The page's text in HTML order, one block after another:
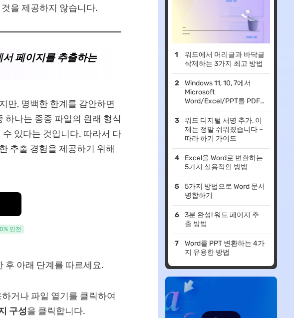
을 제공하지 않습니다.
페이지를 추출하는
만, 명백한 한계를 감안하면
하나는 종종 파일의 원래 형식
있다는 것입니다. 따라서 다
추출 경험을 제공하기 위해
안전
후 아래 단계를 따르세요.
거나 파일 열기를 클릭하여
구성을 클릭합니다.
워드에서 머리글과 바닥글
삭제하는 3가지 최고 방법
Windows 11, 10, 7에서
Microsoft
Word/Excel/PPT를 PDF
로 인쇄하는 법
워드 디지털 서명 추가, 이
제는 정말 쉬워졌습니다 –
따라 하기 가이드
Excel을 Word로 변환하는
5가지 실용적인 방법
5가지 방법으로 Word 문서
병합하기
3분 완성! 워드 페이지 추
출 방법
Word를 PPT 변환하는 4가
지 유용한 방법